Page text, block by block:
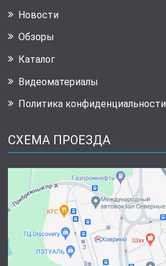
Новости
Обзоры
Каталог
Видеоматериалы
Политика конфиденциальности
СХЕМА ПРОЕЗДА